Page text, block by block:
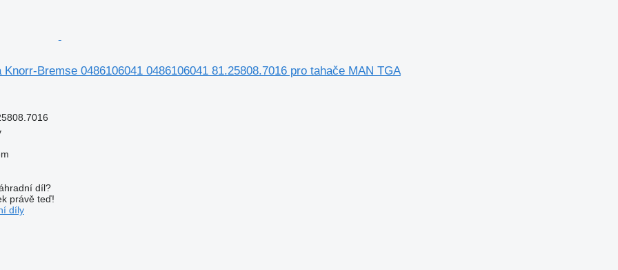
Bremse 0486106041 0486106041 81.25808.7016 pro tahače MAN TGA
díl?
právě teď!
díly